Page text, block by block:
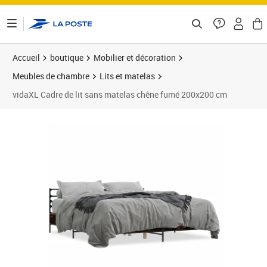
Accueil boutique
Mobilier et décoration
Meubles de chambre
Lits et matelas
vidaXL Cadre de lit sans matelas chêne fumé 200x200 cm